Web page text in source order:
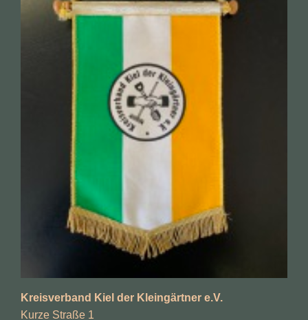
Kreisverband Kiel der Kleingärtner e.V.
Kurze Straße 1